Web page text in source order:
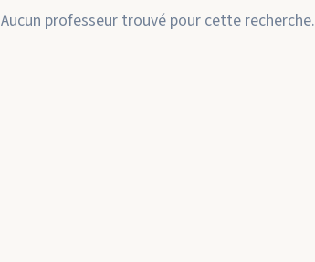
Aucun professeur trouvé pour cette recherche.